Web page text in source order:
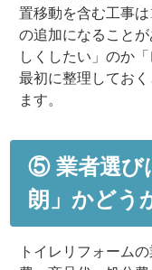
置移動を含む工事
の追加になること
しくしたい」のか
最初に整理してお
ます。
⑤ 業者選び
朗」かどう
トイレリフォーム